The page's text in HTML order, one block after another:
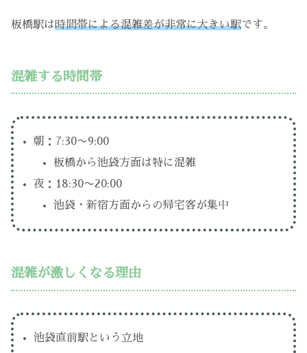
板橋駅は時間帯による混雑差が非常に大きい駅です。
混雑する時間帯
朝：7:30〜9:00
板橋から池袋方面は特に混雑
夜：18:30〜20:00
池袋・新宿方面からの帰宅客が集中
混雑が激しくなる理由
池袋直前駅という立地